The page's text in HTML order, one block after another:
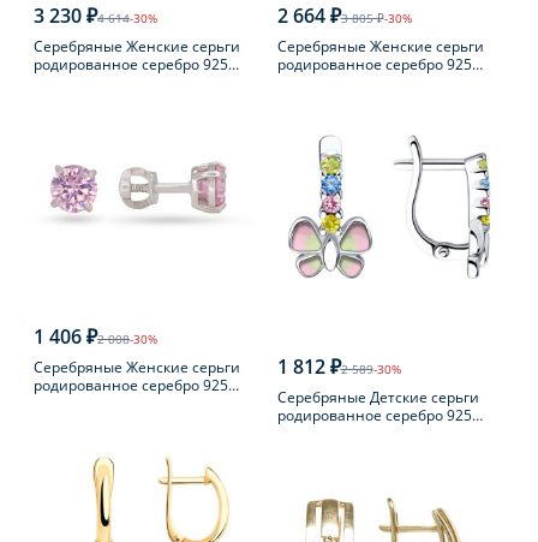
3 230 ₽4 614-30%
Серебряные Женские серьги
родированное серебро 925
2 664 ₽3 805 ₽-30%
Серебряные Женские серьги
родированное серебро 925
1 406 ₽2 008-30%
Серебряные Женские серьги
родированное серебро 925
1 812 ₽2 589-30%
Серебряные Детские серьги
родированное серебро 925